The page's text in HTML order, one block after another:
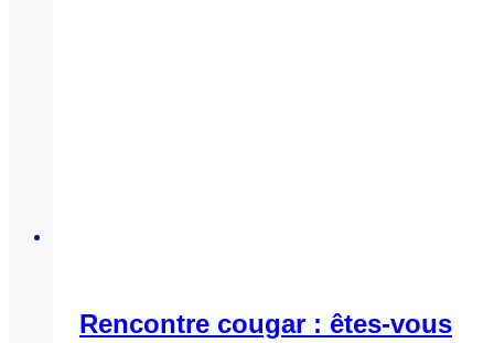
Rencontre cougar : êtes-vous